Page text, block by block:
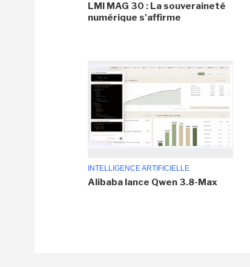
LMI MAG 30 : La souveraineté
numérique s'affirme
INTELLIGENCE ARTIFICIELLE
Alibaba lance Qwen 3.8-Max